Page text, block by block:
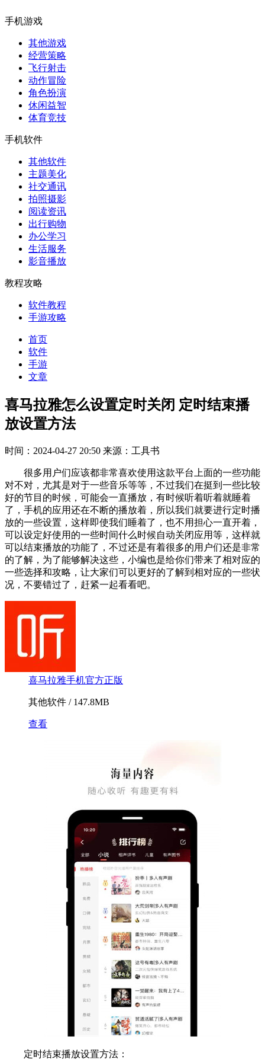
手机游戏
其他游戏
经营策略
飞行射击
动作冒险
角色扮演
休闲益智
体育竞技
手机软件
其他软件
主题美化
社交通讯
拍照摄影
阅读资讯
出行购物
办公学习
生活服务
影音播放
教程攻略
软件教程
手游攻略
首页
软件
手游
文章
喜马拉雅怎么设置定时关闭 定时结束播
放设置方法
时间：2024-04-27 20:50 来源：工具书
很多用户们应该都非常喜欢使用这款平台上面的一些功能
对不对，尤其是对于一些音乐等等，不过我们在挺到一些比较
好的节目的时候，可能会一直播放，有时候听着听着就睡着
了，手机的应用还在不断的播放着，所以我们就要进行定时播
放的一些设置，这样即使我们睡着了，也不用担心一直开着，
可以设定好使用的一些时间什么时候自动关闭应用等，这样就
可以结束播放的功能了，不过还是有着很多的用户们还是非常
的了解，为了能够解决这些，小编也是给你们带来了相对应的
一些选择和攻略，让大家们可以更好的了解到相对应的一些状
况，不要错过了，赶紧一起看看吧。
喜马拉雅手机官方正版
其他软件 / 147.8MB
查看
定时结束播放设置方法：